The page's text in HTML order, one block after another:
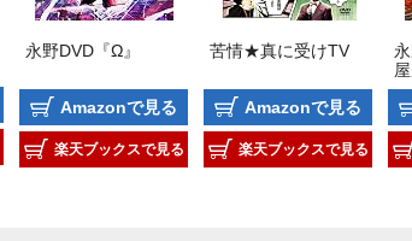
永野DVD『Ω』
Amazonで見る
楽天ブックスで見る
苦情★真に受けTV
Amazonで見る
楽天ブックスで見る